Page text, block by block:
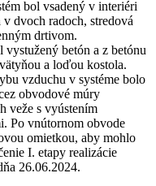
bol vsadený v interiéri
dvoch radoch, stredová
drtivom.
vystužený betón a z betónu
a loďou kostola.
vzduchu v systéme bolo
obvodové múry
veže s vyústením
Po vnútornom obvode
omietkou, aby mohlo
I. etapy realizácie
26.06.2024.